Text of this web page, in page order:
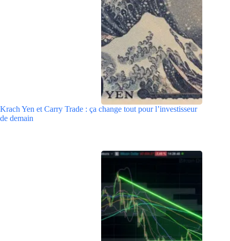
Krach Yen et Carry Trade : ça change tout pour l’investisseur
de demain